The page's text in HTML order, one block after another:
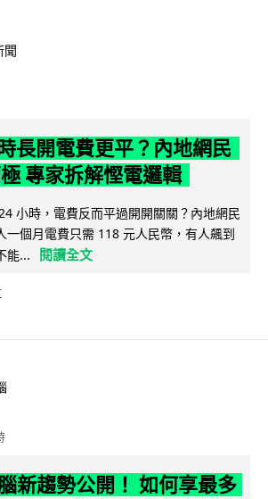
聞
長開電費更平？內地網民
專家拆解慳電邏輯
小時，電費反而平過開開關關？內地網民
一個月電費只需 118 元人民幣，有人飆到
能...
閱讀全文
新趨勢公開！ 如何享最多